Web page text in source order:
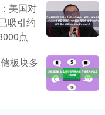
美国对
吸引约
点
板块多